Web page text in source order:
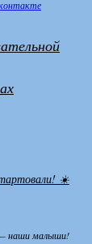
☀️
наши малыши!